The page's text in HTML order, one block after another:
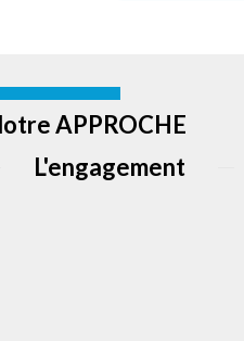
APPROCHE
L'engagement